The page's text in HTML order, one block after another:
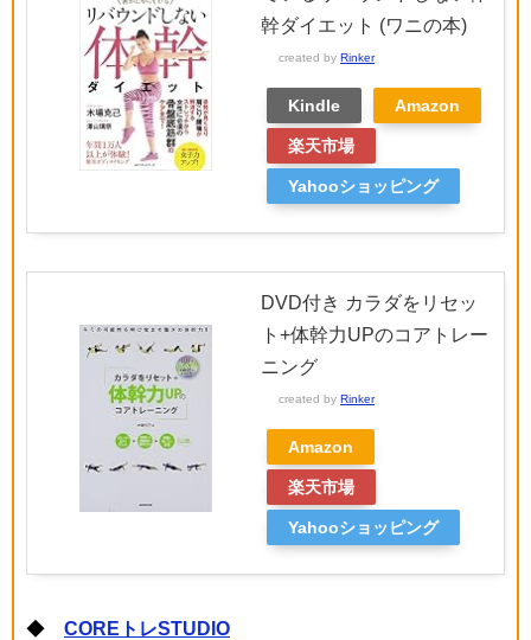
幹ダイエット (ワニの本)
created by Rinker
Kindle Amazon
楽天市場
Yahooショッピング
DVD付き カラダをリセッ
ト+体幹力UPのコアトレー
ニング
created by Rinker
Amazon
楽天市場
Yahooショッピング
◆ COREトレSTUDIO